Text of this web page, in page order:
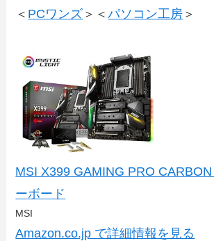
＜ PCワンズ ＞＜パソコン工房 ＞
MSI X399 GAMING PRO
ーボード
MSI
Amazon.co.jp で詳細情報を見る